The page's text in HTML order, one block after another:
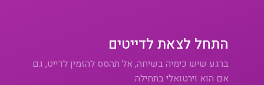
התחל לצאת לדייטים
ברגע שיש כימיה בשיחה, אל תהסס להזמין לדייט, גם
אם הוא וירטואלי בתחילה.